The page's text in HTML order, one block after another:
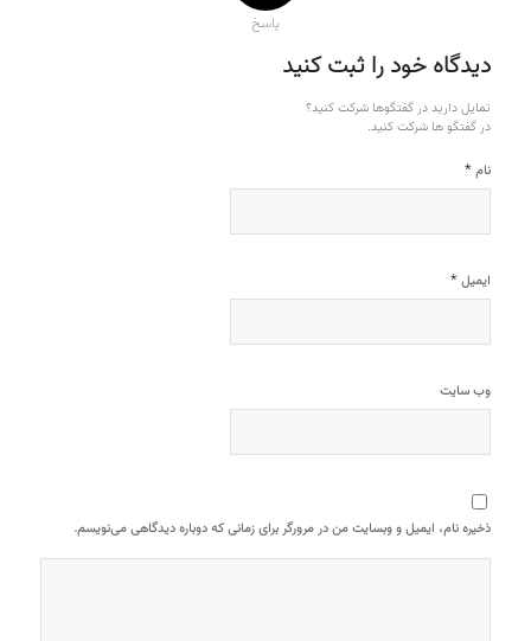
پاسخ
دیدگاه خود را ثبت کنید
تمایل دارید در گفتگوها شرکت کنید؟
در گفتگو ها شرکت کنید.
نام *
ایمیل *
وب‌ سایت
ذخیره نام، ایمیل و وبسایت من در مرورگر برای زمانی که دوباره دیدگاهی می‌نویسم.